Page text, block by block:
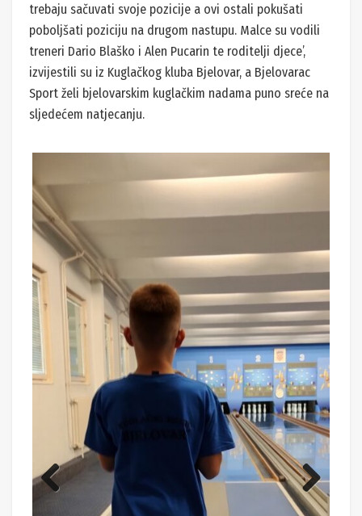
trebaju sačuvati svoje pozicije a ovi ostali pokušati
poboljšati poziciju na drugom nastupu. Malce su vodili
treneri Dario Blaško i Alen Pucarin te roditelji djece’,
izvijestili su iz Kuglačkog kluba Bjelovar, a Bjelovarac
Sport želi bjelovarskim kuglačkim nadama puno sreće na
sljedećem natjecanju.
Next